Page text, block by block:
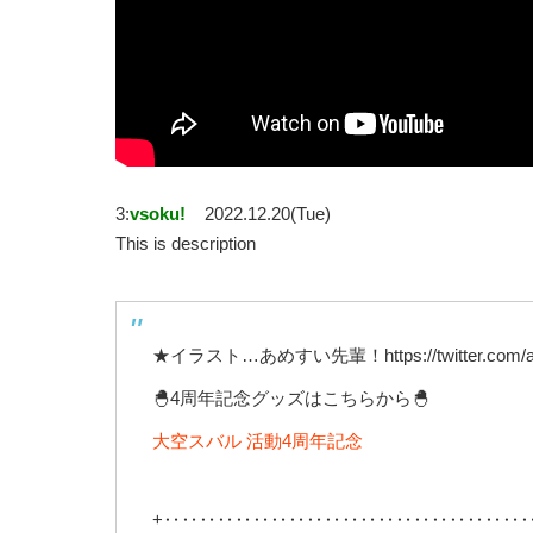
3:vsoku!
2022.12.20(Tue)
This is description
★イラスト…あめすい先輩！https://twitter.com/
🐣4周年記念グッズはこちらから🐣
大空スバル 活動4周年記念